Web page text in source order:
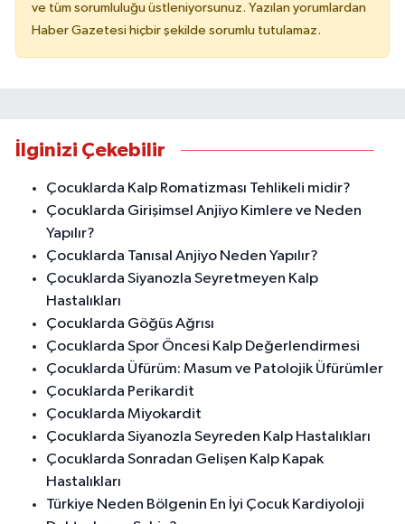
ve tüm sorumluluğu üstleniyorsunuz. Yazılan yorumlardan
Haber Gazetesi hiçbir şekilde sorumlu tutulamaz.
İlginizi Çekebilir
Çocuklarda Kalp Romatizması Tehlikeli midir?
Çocuklarda Girişimsel Anjiyo Kimlere ve Neden
Yapılır?
Çocuklarda Tanısal Anjiyo Neden Yapılır?
Çocuklarda Siyanozla Seyretmeyen Kalp
Hastalıkları
Çocuklarda Göğüs Ağrısı
Çocuklarda Spor Öncesi Kalp Değerlendirmesi
Çocuklarda Üfürüm: Masum ve Patolojik Üfürümler
Çocuklarda Perikardit
Çocuklarda Miyokardit
Çocuklarda Siyanozla Seyreden Kalp Hastalıkları
Çocuklarda Sonradan Gelişen Kalp Kapak
Hastalıkları
Türkiye Neden Bölgenin En İyi Çocuk Kardiyoloji